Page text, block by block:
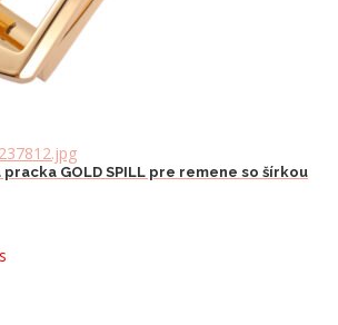
GOLD SPILL pre remene so šírkou